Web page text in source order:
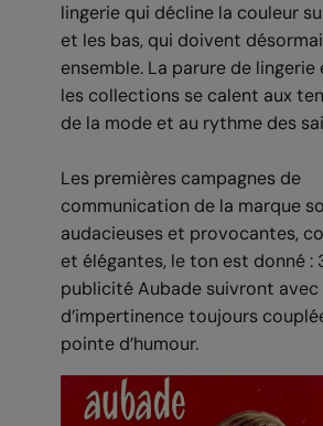
lingerie qui décline la couleur
et les bas, qui doivent
ensemble. La parure de lingerie
les collections se calent aux
de la mode et au rythme des
Les premières campagnes de
communication de la marque
audacieuses et provocantes,
et élégantes, le ton est donné :
publicité Aubade suivront avec
d’impertinence toujours
pointe d’humour.